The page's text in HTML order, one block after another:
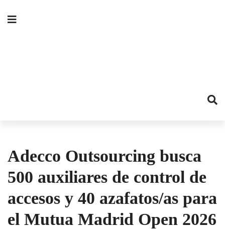
Adecco Outsourcing busca
500 auxiliares de control de
accesos y 40 azafatos/as para
el Mutua Madrid Open 2026